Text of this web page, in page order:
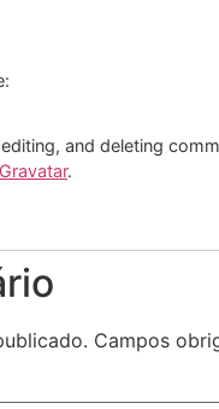
and deleting
Gravatar.
Campos